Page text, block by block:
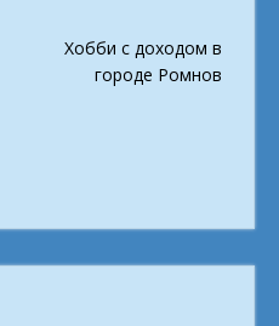
Хобби с доходом в
городе Ромнов